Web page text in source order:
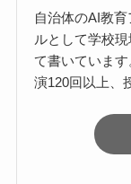
自治体のAI教
ルとして学校
て書いていま
演120回以上、